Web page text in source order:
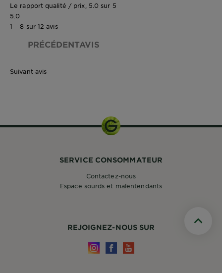
Le rapport qualité / prix, 5.0 sur 5
5.0
1 – 8 sur 12 avis
PRÉCÉDENTAVIS
Suivant avis
REJOIGNEZ-NOUS SUR
SERVICE CONSOMMATEUR
Contactez-nous
Espace sourds et malentendants
Scroll